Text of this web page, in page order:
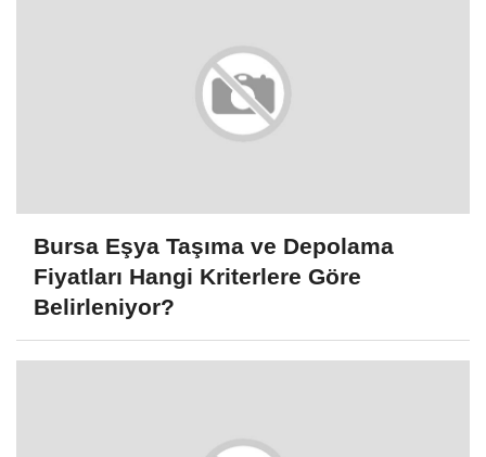
Bursa Eşya Taşıma ve Depolama
Fiyatları Hangi Kriterlere Göre
Belirleniyor?